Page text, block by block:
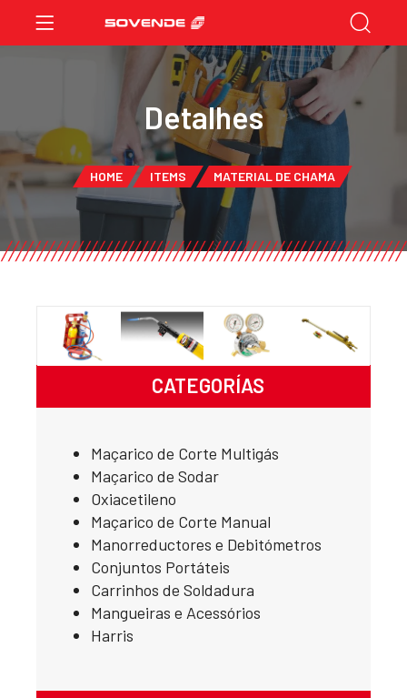
Detalhes
HOME ITEMS MATERIAL DE CHAMA
CATEGORÍAS
Maçarico de Corte Multigás
Maçarico de Sodar
Oxiacetileno
Maçarico de Corte Manual
Manorreductores e Debitómetros
Conjuntos Portáteis
Carrinhos de Soldadura
Mangueiras e Acessórios
Harris